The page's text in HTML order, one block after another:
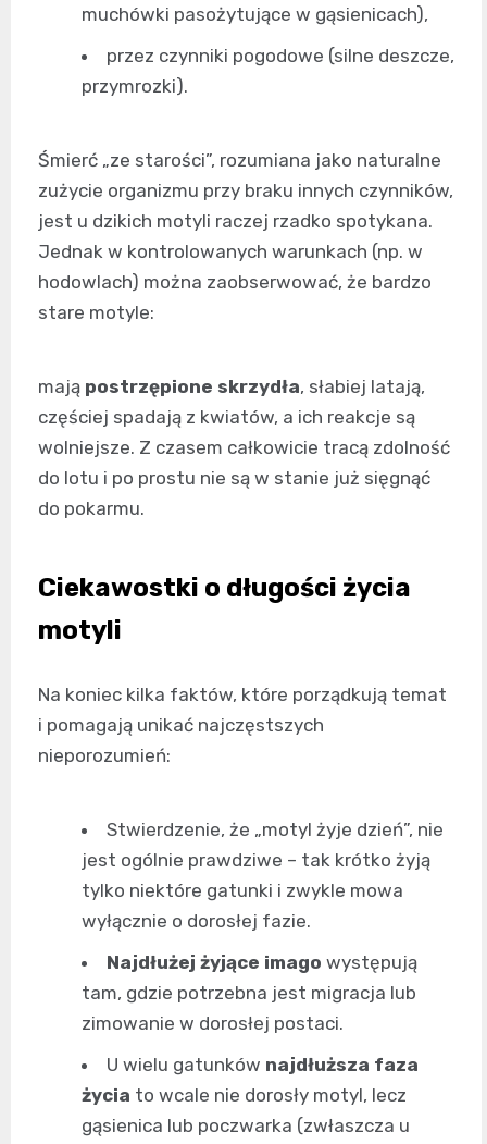
muchówki pasożytujące w gąsienicach),
przez czynniki pogodowe (silne deszcze,
przymrozki).
Śmierć „ze starości”, rozumiana jako naturalne
zużycie organizmu przy braku innych czynników,
jest u dzikich motyli raczej rzadko spotykana.
Jednak w kontrolowanych warunkach (np. w
hodowlach) można zaobserwować, że bardzo
stare motyle:
mają postrzępione skrzydła, słabiej latają,
częściej spadają z kwiatów, a ich reakcje są
wolniejsze. Z czasem całkowicie tracą zdolność
do lotu i po prostu nie są w stanie już sięgnąć
do pokarmu.
Ciekawostki o długości życia
motyli
Na koniec kilka faktów, które porządkują temat
i pomagają unikać najczęstszych
nieporozumień:
Stwierdzenie, że „motyl żyje dzień”, nie
jest ogólnie prawdziwe – tak krótko żyją
tylko niektóre gatunki i zwykle mowa
wyłącznie o dorosłej fazie.
Najdłużej żyjące imago występują
tam, gdzie potrzebna jest migracja lub
zimowanie w dorosłej postaci.
U wielu gatunków najdłuższa faza
życia to wcale nie dorosły motyl, lecz
gąsienica lub poczwarka (zwłaszcza u